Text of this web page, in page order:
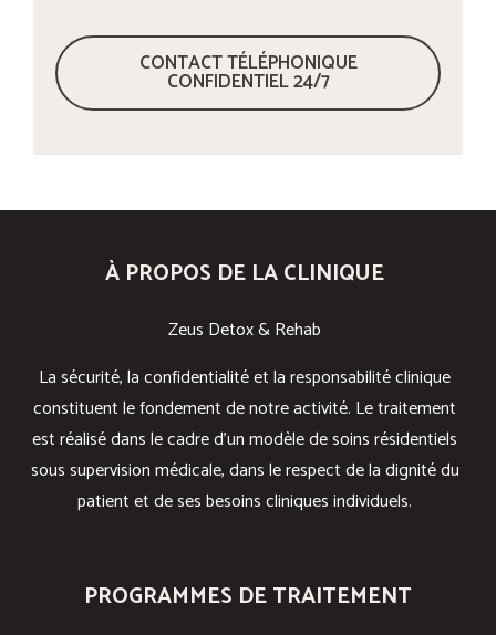
CONTACT TÉLÉPHONIQUE
CONFIDENTIEL 24/7
À PROPOS DE LA CLINIQUE
Zeus Detox & Rehab
La sécurité, la confidentialité et la responsabilité clinique
constituent le fondement de notre activité. Le traitement
est réalisé dans le cadre d’un modèle de soins résidentiels
sous supervision médicale, dans le respect de la dignité du
patient et de ses besoins cliniques individuels.
PROGRAMMES DE TRAITEMENT